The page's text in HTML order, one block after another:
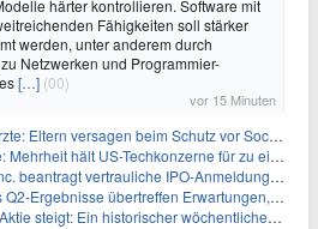
härter kontrollieren. Software mit
Fähigkeiten soll stärker
werden, unter anderem durch
Netzwerken und Programmier-
[…] (00)
vor 15 Minuten
Eltern versagen beim Schutz vor Social Media
hält US-Techkonzerne für zu einflussreich
vertrauliche IPO-Anmeldung im Zuge des AI-Booms
übertreffen Erwartungen, doch Aktien fallen: Ein tieferer Blick
Ein historischer wöchentlicher Anstieg, getrieben von Innovation und Marktnachfrage